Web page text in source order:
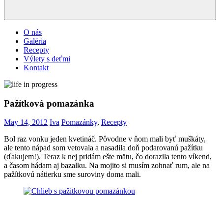
O nás
Galéria
Recepty
Výlety s deťmi
Kontakt
Pažítková pomazánka
May 14, 2012 Iva Pomazánky, Recepty
Bol raz vonku jeden kvetináč. Pôvodne v ňom mali byť muškáty,
ale tento nápad som vetovala a nasadila doň podarovanú pažítku
(ďakujem!). Teraz k nej pridám ešte mätu, čo dorazila tento víkend,
a časom hádam aj bazalku. Na mojito si musím zohnať rum, ale na
pažítkovú nátierku sme suroviny doma mali.